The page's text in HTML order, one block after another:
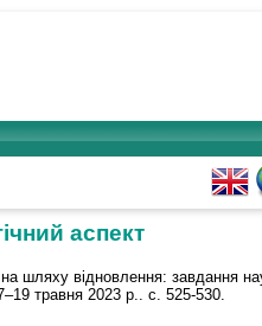
аспект
на шляху відновлення: завдання
травня 2023 р.. с. 525-530.